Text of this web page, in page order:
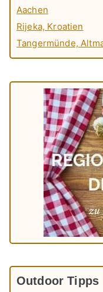
Aachen
Rijeka, Kroatien
Tangermünde,
Outdoor Tipps